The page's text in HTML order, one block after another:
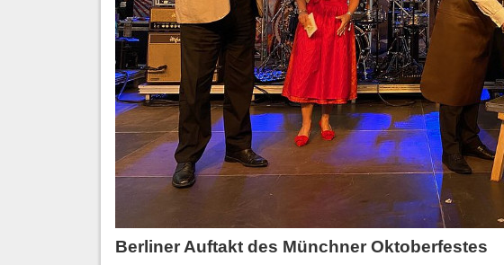
Ber­li­ner Auf­takt des Münch­ner Ok­to­ber­fes­tes